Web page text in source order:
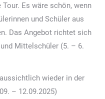
Es wäre schön, wenn
und Schüler aus
Das Angebot richtet sich
Mittelschüler (5. – 6.
wieder in der
– 12.09.2025)